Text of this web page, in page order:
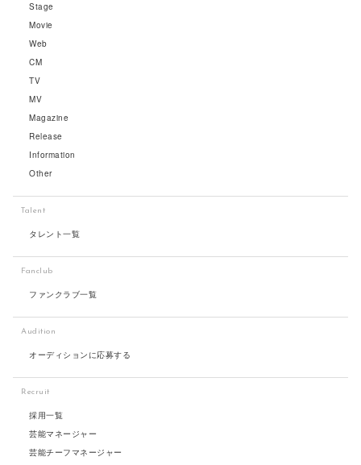
Stage
Movie
Web
CM
TV
MV
Magazine
Release
Information
Other
Talent
タレント一覧
Fanclub
ファンクラブ一覧
Audition
オーディションに応募する
Recruit
採用一覧
芸能マネージャー
芸能チーフマネージャー